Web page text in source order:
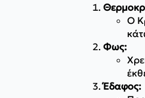
Ο
Φως:
Έδαφος: